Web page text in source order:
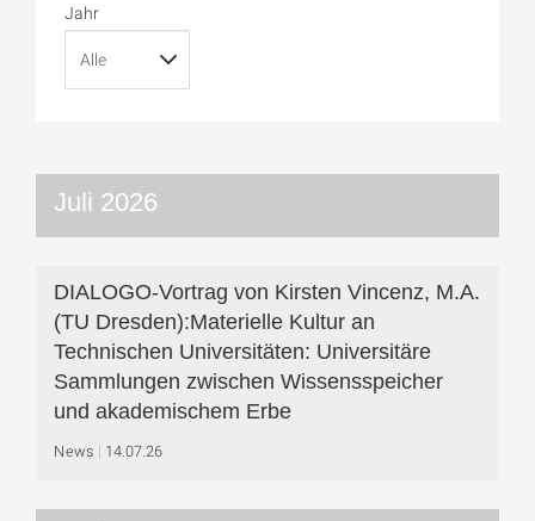
Jahr
Juli 2026
DIALOGO-Vortrag von Kirsten Vincenz, M.A.
(TU Dresden):Materielle Kultur an
Technischen Universitäten: Universitäre
Sammlungen zwischen Wissensspeicher
und akademischem Erbe
News 14.07.26